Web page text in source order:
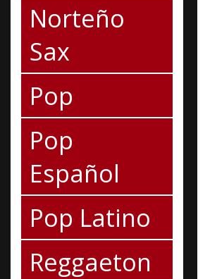
Norteño
Sax
Pop
Pop
Español
Pop Latino
Reggaeton